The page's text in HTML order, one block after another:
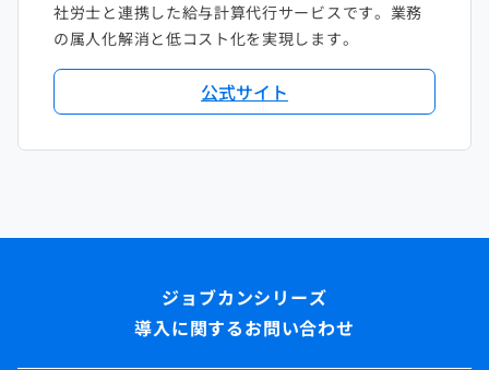
社労士と連携した給与計算代行サービスです。業務
の属人化解消と低コスト化を実現します。
公式サイト
導入に関するお問い合わせ